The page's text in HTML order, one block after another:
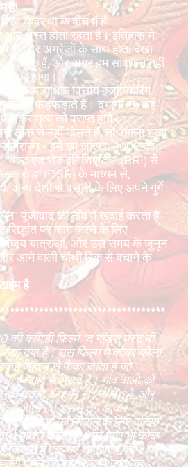
है!
व्यवस्था के बीच में हैं!
और अस्त होता रहता है। इतिहास ने
और अंग्रेजों के साथ होता देखा
हो चुके हैं, और अगर हम सावधान नहीं
का होगा।
अत्यधिक वित्तीय इंजीनियरिंग
तेल में फड़फड़ाते हैं। दुर्भाग्य से, कई
मृत्यु को प्राप्त होंगे।
ठीक से नहीं खेलते हैं, तो अगला भूखा
- हमें खा जाएगा; 2008 की
एंड रोड इनिशिएटिव" (BRI) से
रोड" (DSR) के माध्यम से,
अन्य देशों से वसूली के लिए अपने गुर्गे
पूंजीवाद की नींव में खुदाई करता है
पर काम करने के लिए
यात्राओं, और उस समय के जुनून
आने वाली चौथी रिक से बचाने के
है
कॉमेडी फिल्म "द गॉड्स मस्ट बी
गया है। उस फिल्म मे कोका कोला
जहाज़ से फेंका जाता है जो
एकगांव में गिरती है। गांव वालो को
देवताओं की ओर से एक भेंट है, और
जाती है। इससे तंग आकर
देवताओं को लौटाने के लिए दुनिया
यात्रा करता है। मेरे पास भी कोक
जिससे मैं एक नए साम्राज्य की
पहले कि बहुत देर हो जाएं,यह